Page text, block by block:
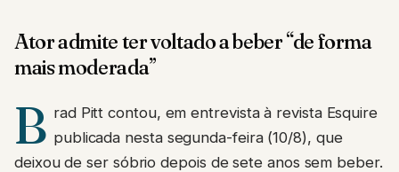
Ator admite ter voltado a beber “de forma
mais moderada”
B rad Pitt contou, em entrevista à revista Esquire
publicada nesta segunda-feira (10/8), que
deixou de ser sóbrio depois de sete anos sem beber.